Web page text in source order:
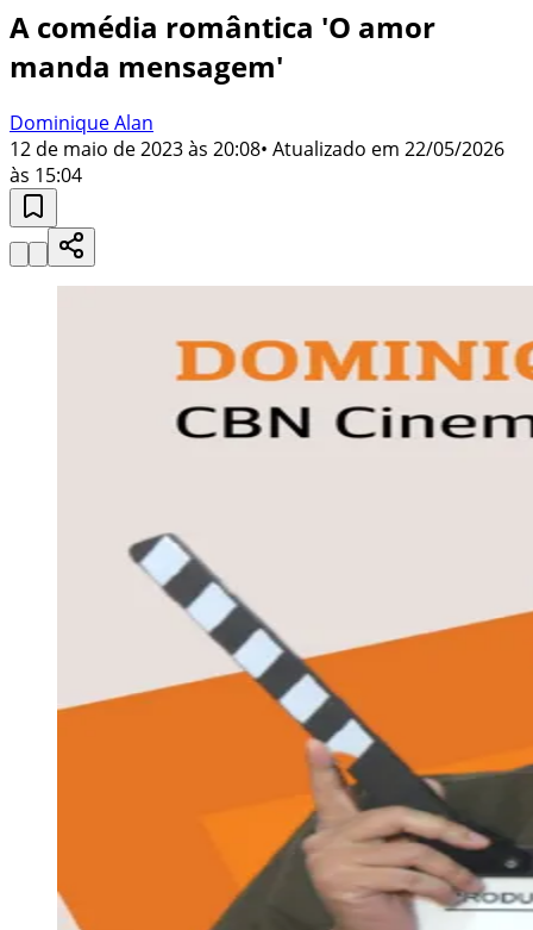
A comédia romântica 'O amor
manda mensagem'
Dominique Alan
12 de maio de 2023 às 20:08• Atualizado em 22/05/2026
às 15:04